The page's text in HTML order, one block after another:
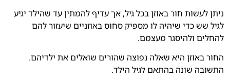
ניתן לעשות חור באוזן בכל גיל, אך עדיף להמתין עד שהילד יגיע
לגיל שש כדי שיהיה לו מספיק סחוס באוזניים שיעזור להם
להחלים ולהיסגר מעצמם.
החור באוזן היא שאלה נפוצה שהורים שואלים את ילדיהם.
התשובה שונה בהתאם לגיל הילד.